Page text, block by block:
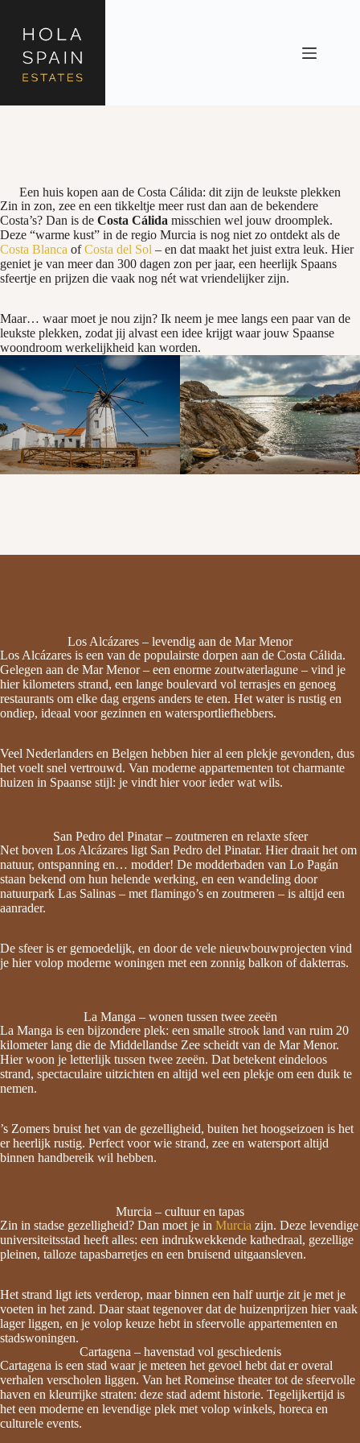
Een huis kopen aan de Costa Cálida: dit zijn de leukste plekken
Zin in zon, zee en een tikkeltje meer rust dan aan de bekendere
Costa’s? Dan is de Costa Cálida misschien wel jouw droomplek.
Deze “warme kust” in de regio Murcia is nog niet zo ontdekt als de
Costa Blanca ofCosta del Sol – en dat maakt het juist extra leuk. Hier
geniet je van meer dan 300 dagen zon per jaar, een heerlijk Spaans
sfeertje en prijzen die vaak nog nét wat vriendelijker zijn.
Maar… waar moet je nou zijn? Ik neem je mee langs een paar van de
leukste plekken, zodat jij alvast een idee krijgt waar jouw Spaanse
woondroom werkelijkheid kan worden.
Los Alcázares – levendig aan de Mar Menor
Los Alcázares is een van de populairste dorpen aan de Costa Cálida.
Gelegen aan de Mar Menor – een enorme zoutwaterlagune – vind je
hier kilometers strand, een lange boulevard vol terrasjes en genoeg
restaurants om elke dag ergens anders te eten. Het water is rustig en
ondiep, ideaal voor gezinnen en watersportliefhebbers.
Veel Nederlanders en Belgen hebben hier al een plekje gevonden, dus
het voelt snel vertrouwd. Van moderne appartementen tot charmante
huizen in Spaanse stijl: je vindt hier voor ieder wat wils.
San Pedro del Pinatar – zoutmeren en relaxte sfeer
Net boven Los Alcázares ligt San Pedro del Pinatar. Hier draait het om
natuur, ontspanning en… modder! De modderbaden van Lo Pagán
staan bekend om hun helende werking, en een wandeling door
natuurpark Las Salinas – met flamingo’s en zoutmeren – is altijd een
aanrader.
De sfeer is er gemoedelijk, en door de vele nieuwbouwprojecten vind
je hier volop moderne woningen met een zonnig balkon of dakterras.
La Manga – wonen tussen twee zeeën
La Manga is een bijzondere plek: een smalle strook land van ruim 20
kilometer lang die de Middellandse Zee scheidt van de Mar Menor.
Hier woon je letterlijk tussen twee zeeën. Dat betekent eindeloos
strand, spectaculaire uitzichten en altijd wel een plekje om een duik te
nemen.
’s Zomers bruist het van de gezelligheid, buiten het hoogseizoen is het
er heerlijk rustig. Perfect voor wie strand, zee en watersport altijd
binnen handbereik wil hebben.
Murcia – cultuur en tapas
Zin in stadse gezelligheid? Dan moet je in Murcia zijn. Deze levendige
universiteitsstad heeft alles: een indrukwekkende kathedraal, gezellige
pleinen, talloze tapasbarretjes en een bruisend uitgaansleven.
Het strand ligt iets verderop, maar binnen een half uurtje zit je met je
voeten in het zand. Daar staat tegenover dat de huizenprijzen hier vaak
lager liggen, en je volop keuze hebt in sfeervolle appartementen en
stadswoningen.
Cartagena – havenstad vol geschiedenis
Cartagena is een stad waar je meteen het gevoel hebt dat er overal
verhalen verscholen liggen. Van het Romeinse theater tot de sfeervolle
haven en kleurrijke straten: deze stad ademt historie. Tegelijkertijd is
het een moderne en levendige plek met volop winkels, horeca en
culturele events.